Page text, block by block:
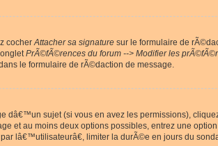
cocherAttacher sa signature sur le formulaire de
PrÃ©fÃ©rences du forum --> Modifier les
le formulaire de rÃ©daction de message.
dâ€™un sujet (si vous en avez les permissions),
et au moins deux options possibles, entrez une
lâ€™utilisateurâ€, limiter la durÃ©e en jours du